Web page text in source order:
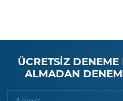
ÜCRETSİZ
ALMADAN